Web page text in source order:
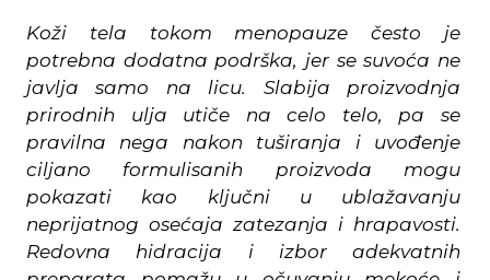
Koži tela tokom menopauze često je
potrebna dodatna podrška, jer se suvoća ne
javlja samo na licu. Slabija proizvodnja
prirodnih ulja utiče na celo telo, pa se
pravilna nega nakon tuširanja i uvođenje
ciljano formulisanih proizvoda mogu
pokazati kao ključni u ublažavanju
neprijatnog osećaja zatezanja i hrapavosti.
Redovna hidracija i izbor adekvatnih